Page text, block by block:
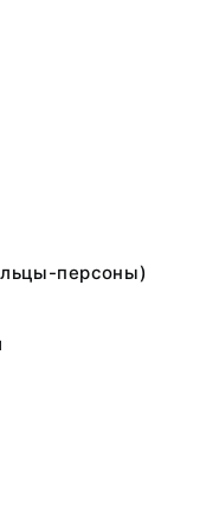
персоны)